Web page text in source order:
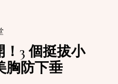
3 個挺拔小
胸防下垂